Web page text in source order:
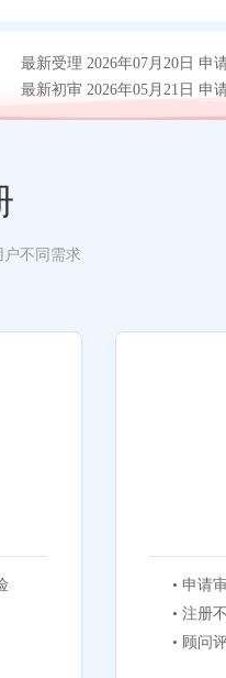
最新受理 2026年07月20日 申
最新初审 2026年05月21日 申
不同需求
• 申请
• 注册
• 顾问